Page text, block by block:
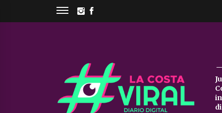
INSTAGRAM
La